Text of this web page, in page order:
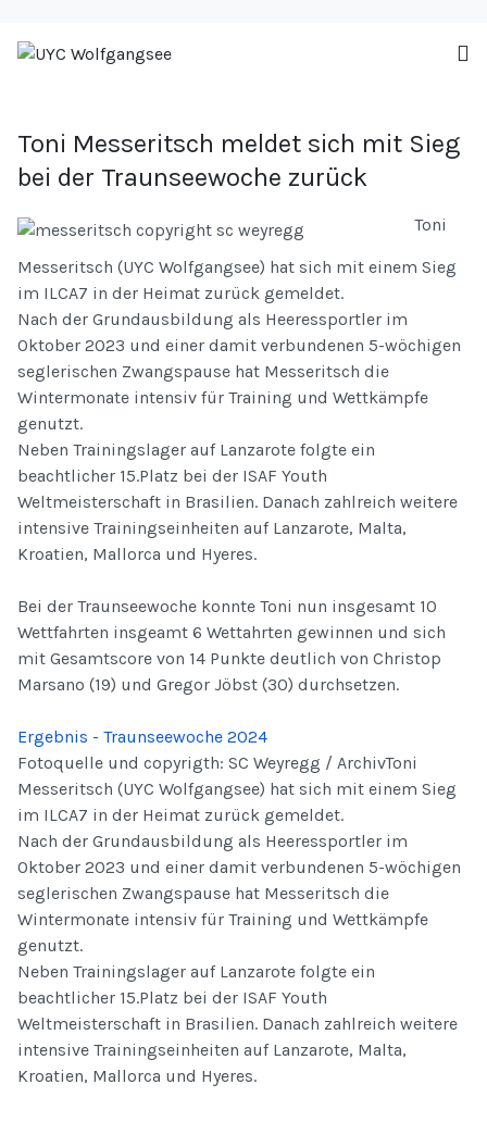
Toni Messeritsch meldet sich mit Sieg
bei der Traunseewoche zurück
Toni
Messeritsch (UYC Wolfgangsee) hat sich mit einem Sieg
im ILCA7 in der Heimat zurück gemeldet.
Nach der Grundausbildung als Heeressportler im
Oktober 2023 und einer damit verbundenen 5-wöchigen
seglerischen Zwangspause hat Messeritsch die
Wintermonate intensiv für Training und Wettkämpfe
genutzt.
Neben Trainingslager auf Lanzarote folgte ein
beachtlicher 15.Platz bei der ISAF Youth
Weltmeisterschaft in Brasilien. Danach zahlreich weitere
intensive Trainingseinheiten auf Lanzarote, Malta,
Kroatien, Mallorca und Hyeres.
Bei der Traunseewoche konnte Toni nun insgesamt 10
Wettfahrten insgeamt 6 Wettahrten gewinnen und sich
mit Gesamtscore von 14 Punkte deutlich von Christop
Marsano (19) und Gregor Jöbst (30) durchsetzen.
Ergebnis - Traunseewoche 2024
Fotoquelle und copyrigth: SC Weyregg / ArchivToni
Messeritsch (UYC Wolfgangsee) hat sich mit einem Sieg
im ILCA7 in der Heimat zurück gemeldet.
Nach der Grundausbildung als Heeressportler im
Oktober 2023 und einer damit verbundenen 5-wöchigen
seglerischen Zwangspause hat Messeritsch die
Wintermonate intensiv für Training und Wettkämpfe
genutzt.
Neben Trainingslager auf Lanzarote folgte ein
beachtlicher 15.Platz bei der ISAF Youth
Weltmeisterschaft in Brasilien. Danach zahlreich weitere
intensive Trainingseinheiten auf Lanzarote, Malta,
Kroatien, Mallorca und Hyeres.